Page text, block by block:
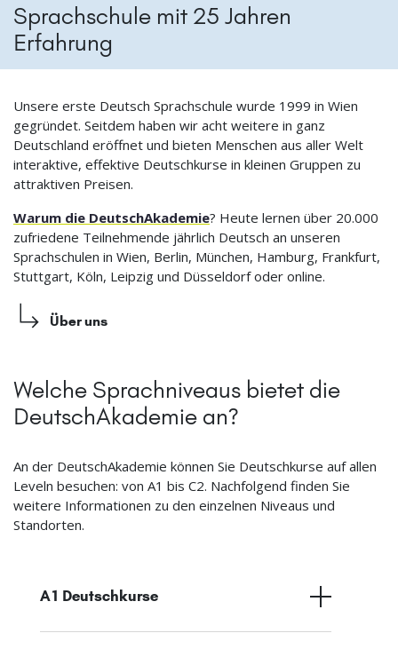
Sprachschule mit 25 Jahren
Erfahrung
Unsere erste Deutsch Sprachschule wurde 1999 in Wien
gegründet. Seitdem haben wir acht weitere in ganz
Deutschland eröffnet und bieten Menschen aus aller Welt
interaktive, effektive Deutschkurse in kleinen Gruppen zu
attraktiven Preisen.
Warum die DeutschAkademie? Heute lernen über 20.000
zufriedene Teilnehmende jährlich Deutsch an unseren
Sprachschulen in Wien, Berlin, München, Hamburg, Frankfurt,
Stuttgart, Köln, Leipzig und Düsseldorf oder online.
Über uns
Welche Sprachniveaus bietet die
DeutschAkademie an?
An der DeutschAkademie können Sie Deutschkurse auf allen
Leveln besuchen: von A1 bis C2. Nachfolgend finden Sie
weitere Informationen zu den einzelnen Niveaus und
Standorten.
A1 Deutschkurse